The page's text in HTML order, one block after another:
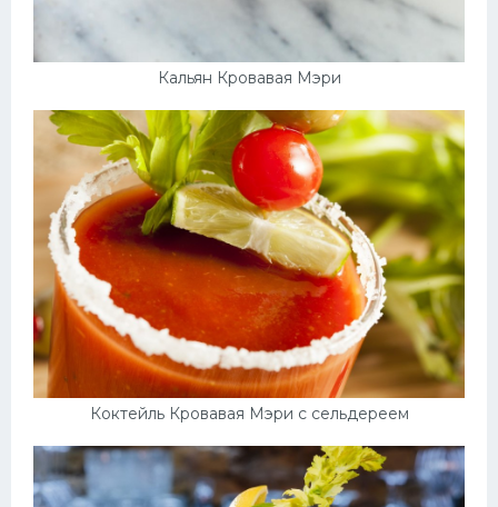
Кальян Кровавая Мэри
Коктейль Кровавая Мэри с сельдереем